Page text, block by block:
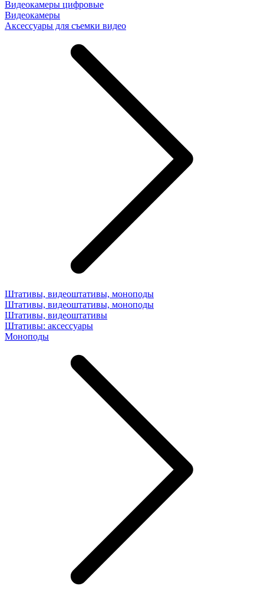
Видеокамеры цифровые
Видеокамеры
Аксессуары для съемки видео
Штативы, видеоштативы, моноподы
Штативы, видеоштативы, моноподы
Штативы, видеоштативы
Штативы: аксессуары
Моноподы